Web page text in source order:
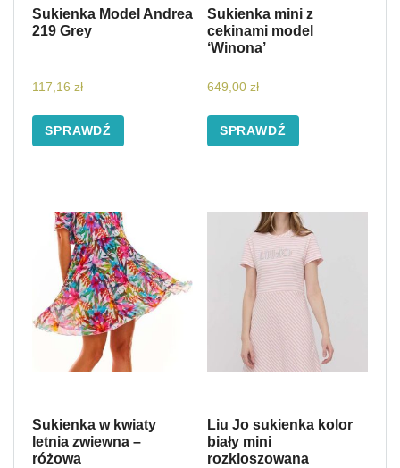
Sukienka Model Andrea
219 Grey
117,16 zł
SPRAWDŹ
Sukienka mini z
cekinami model
‘Winona’
649,00 zł
SPRAWDŹ
Sukienka w kwiaty
letnia zwiewna –
różowa
Liu Jo sukienka kolor
biały mini
rozkloszowana